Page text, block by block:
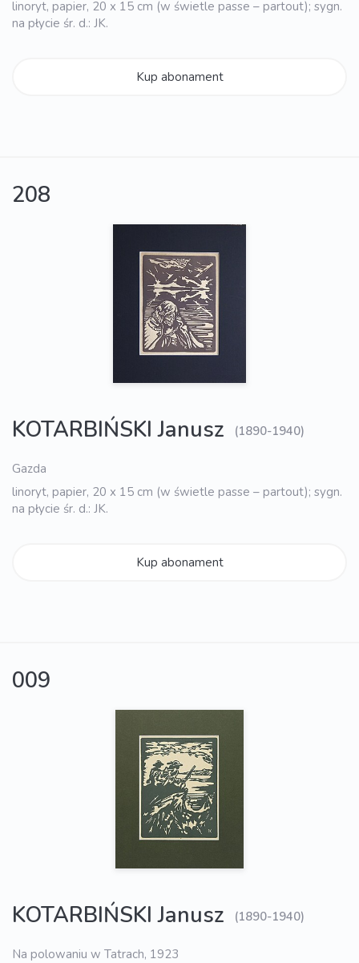
linoryt, papier, 20 x 15 cm (w świetle passe – partout); sygn.
na płycie śr. d.: JK.
Kup abonament
208
KOTARBIŃSKI Janusz (1890-1940)
Gazda
linoryt, papier, 20 x 15 cm (w świetle passe – partout); sygn.
na płycie śr. d.: JK.
Kup abonament
009
KOTARBIŃSKI Janusz (1890-1940)
Na polowaniu w Tatrach, 1923